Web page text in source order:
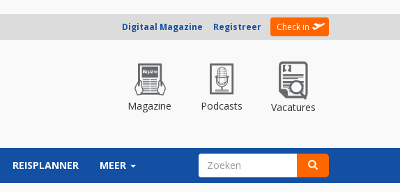
Digitaal Magazine Registreer Check in
Magazine Podcasts Vacatures
REISPLANNER MEER ZOEKVELD